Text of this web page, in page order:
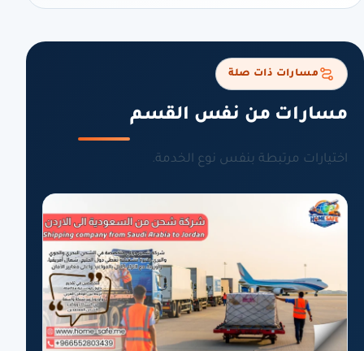
مسارات ذات صلة
مسارات من نفس القسم
اختيارات مرتبطة بنفس نوع الخدمة.